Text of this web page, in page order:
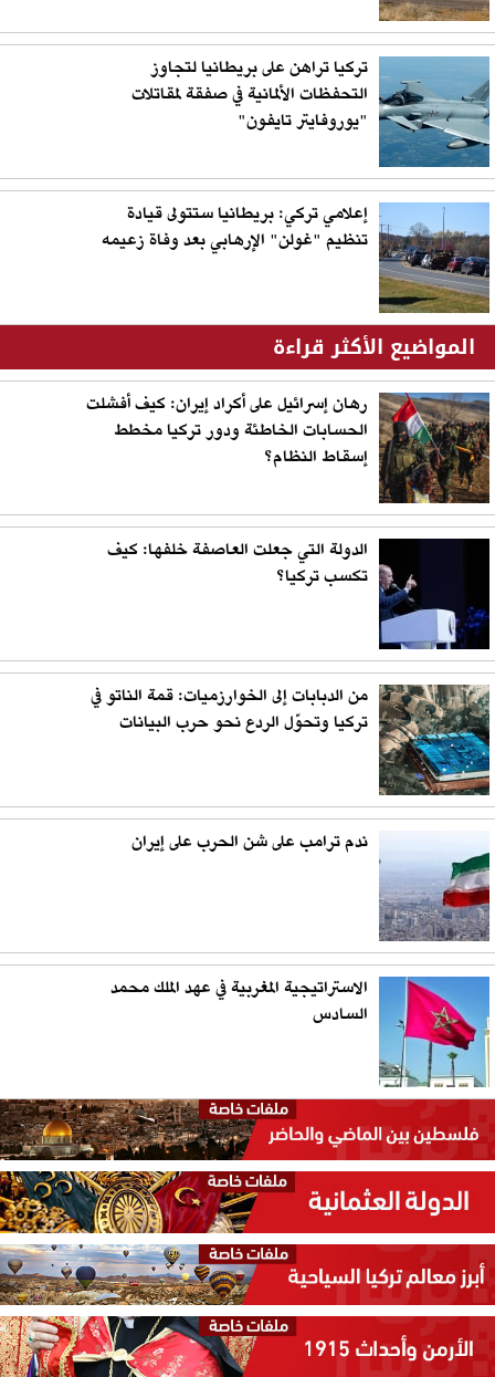
تركيا تراهن على بريطانيا لتجاوز
التحفظات الألمانية في صفقة لمقاتلات
"يوروفايتر تايفون"
إعلامي تركي: بريطانيا ستتولى قيادة
تنظيم "غولن" الإرهابي بعد وفاة زعيمه
المواضيع الأكثر قراءة
رهان إسرائيل على أكراد إيران: كيف أفشلت
الحسابات الخاطئة ودور تركيا مخطط
إسقاط النظام؟
الدولة التي جعلت العاصفة خلفها: كيف
تكسب تركيا؟
من الدبابات إلى الخوارزميات: قمة الناتو في
تركيا وتحوّل الردع نحو حرب البيانات
ندم ترامب على شن الحرب على إيران
الاستراتيجية المغربية في عهد الملك محمد
السادس